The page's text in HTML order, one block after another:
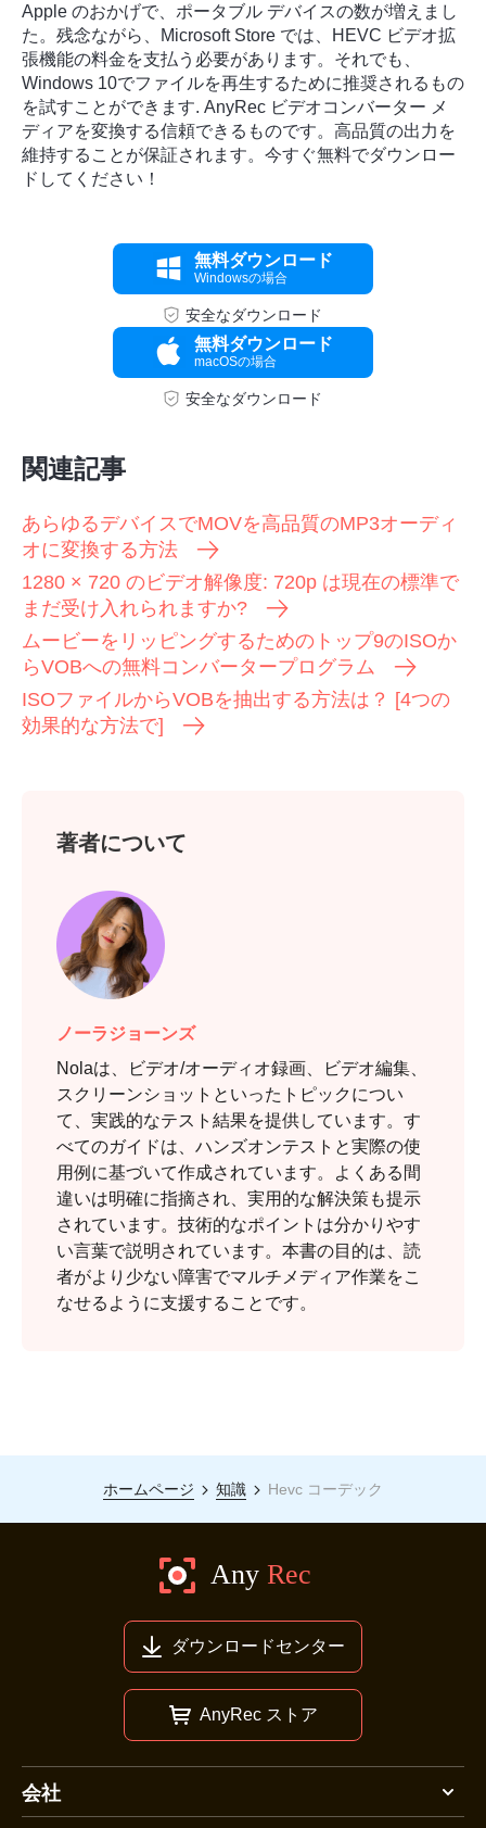
ステップ
3。
Apple のおかげで、ポータブル デバイスの数が増えまし
た。残念ながら、Microsoft Store では、HEVC ビデオ拡
張機能の料金を支払う必要があります。それでも、
Windows 10でファイルを再生するために推奨されるもの
を試すことができます. AnyRec ビデオコンバーター メ
ディアを変換する信頼できるものです。高品質の出力を
維持することが保証されます。今すぐ無料でダウンロー
ドしてください！
無料ダウンロード
Windowsの場合
安全なダウンロード
無料ダウンロード
macOSの場合
安全なダウンロード
関連記事
あらゆるデバイスでMOVを高品質のMP3オーディ
オに変換する方法
1280 × 720 のビデオ解像度: 720p は現在の標準で
まだ受け入れられますか?
ムービーをリッピングするためのトップ9のISOか
らVOBへの無料コンバータープログラム
ISOファイルからVOBを抽出する方法は？ [4つの
効果的な方法で]
著者について
ノーラジョーンズ
Nolaは、ビデオ/オーディオ録画、ビデオ編集、
スクリーンショットといったトピックについ
て、実践的なテスト結果を提供しています。す
べてのガイドは、ハンズオンテストと実際の使
用例に基づいて作成されています。よくある間
違いは明確に指摘され、実用的な解決策も提示
されています。技術的なポイントは分かりやす
い言葉で説明されています。本書の目的は、読
者がより少ない障害でマルチメディア作業をこ
なせるように支援することです。
ホームページ 知識 Hevc コーデック
ダウンロードセンター
AnyRec ストア
会社